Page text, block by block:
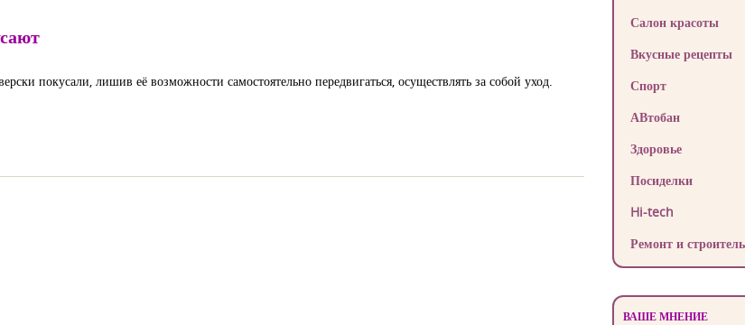
покусали, лишив её возможности самостоятельно передвигаться, осуществлять за собой уход.
Салон красоты
Вкусные рецепты
Спорт
АВтобан
Здоровье
Посиделки
Hi-tech
Ремонт и
ВАШЕ МНЕНИЕ